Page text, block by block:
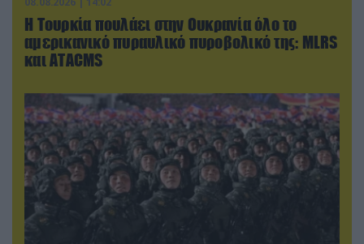
Η Τουρκία πουλάει στην Ουκρανία όλο το
αμερικανικό πυραυλικό πυροβολικό της: MLRS
και ΑΤΑCMS